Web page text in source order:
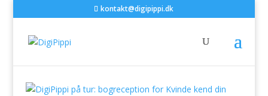
kontakt@digipippi.dk